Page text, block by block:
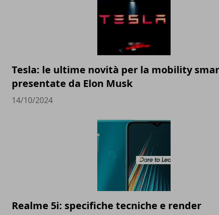
Tesla: le ultime novità per la mobility
presentate da Elon Musk
14/10/2024
Realme 5i: specifiche tecniche e render